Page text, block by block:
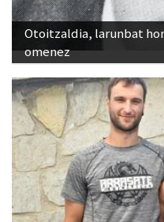
Otoitzaldia, larunbat
omenez